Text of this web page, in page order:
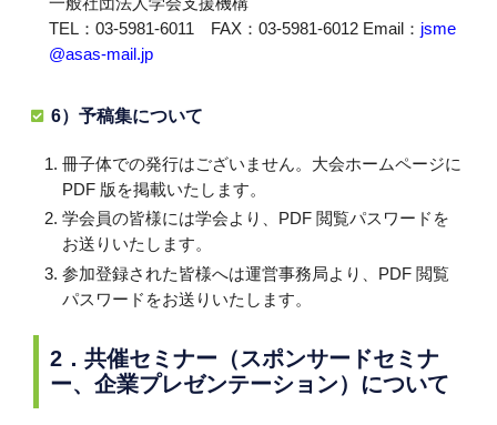
TEL：03-5981-6011 FAX：03-5981-6012 Email： jsme
@asas-mail.jp
6）予稿集について
冊子体での発行はございません。大会ホームページに
PDF 版を掲載いたします。
学会員の皆様には学会より、PDF 閲覧パスワードを
お送りいたします。
参加登録された皆様へは運営事務局より、PDF 閲覧
パスワードをお送りいたします。
2．共催セミナー（スポンサードセミナ
ー、企業プレゼンテーション）について